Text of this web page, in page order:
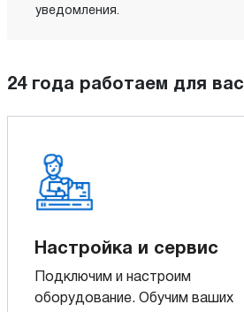
уведомления.
24 года работаем для вас
Настройка и сервис
Подключим и настроим
оборудование. Обучим ваших